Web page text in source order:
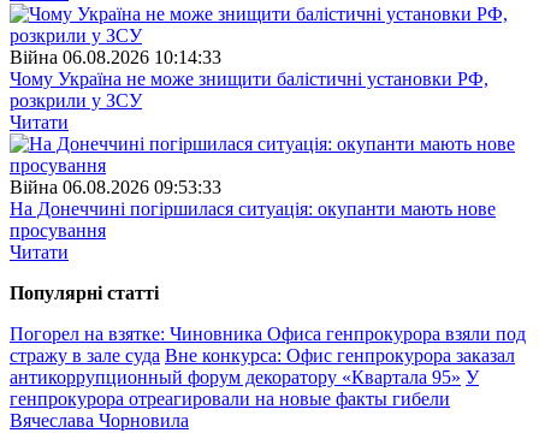
Війна 06.08.2026 10:14:33
Чому Україна не може знищити балістичні установки РФ,
розкрили у ЗСУ
Читати
Війна 06.08.2026 09:53:33
На Донеччині погіршилася ситуація: окупанти мають нове
просування
Читати
Популярнi статтi
Погорел на взятке: Чиновника Офиса генпрокурора взяли под
стражу в зале суда Вне конкурса: Офис генпрокурора заказал
антикоррупционный форум декоратору «Квартала 95» У
генпрокурора отреагировали на новые факты гибели
Вячеслава Чорновила